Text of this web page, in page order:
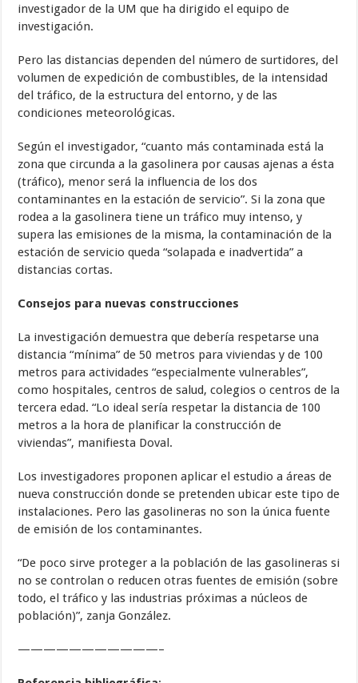
investigador de la UM que ha dirigido el equipo de
investigación.
Pero las distancias dependen del número de surtidores, del
volumen de expedición de combustibles, de la intensidad
del tráfico, de la estructura del entorno, y de las
condiciones meteorológicas.
Según el investigador, “cuanto más contaminada está la
zona que circunda a la gasolinera por causas ajenas a ésta
(tráfico), menor será la influencia de los dos
contaminantes en la estación de servicio”. Si la zona que
rodea a la gasolinera tiene un tráfico muy intenso, y
supera las emisiones de la misma, la contaminación de la
estación de servicio queda “solapada e inadvertida” a
distancias cortas.
Consejos para nuevas construcciones
La investigación demuestra que debería respetarse una
distancia “mínima” de 50 metros para viviendas y de 100
metros para actividades “especialmente vulnerables”,
como hospitales, centros de salud, colegios o centros de la
tercera edad. “Lo ideal sería respetar la distancia de 100
metros a la hora de planificar la construcción de
viviendas”, manifiesta Doval.
Los investigadores proponen aplicar el estudio a áreas de
nueva construcción donde se pretenden ubicar este tipo de
instalaciones. Pero las gasolineras no son la única fuente
de emisión de los contaminantes.
“De poco sirve proteger a la población de las gasolineras si
no se controlan o reducen otras fuentes de emisión (sobre
todo, el tráfico y las industrias próximas a núcleos de
población)”, zanja González.
———————————–